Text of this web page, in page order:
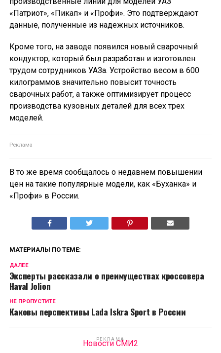
«Патриот», «Пикап» и «Профи». Это подтверждают
данные, полученные из надежных источников.
Кроме того, на заводе появился новый сварочный
кондуктор, который был разработан и изготовлен
трудом сотрудников УАЗа. Устройство весом в 600
килограммов значительно повысит точность
сварочных работ, а также оптимизирует процесс
производства кузовных деталей для всех трех
моделей.
В то же время сообщалось о недавнем повышении
цен на такие популярные модели, как «Буханка» и
«Профи» в России.
МАТЕРИАЛЫ ПО ТЕМЕ:
ДАЛЕЕ
Эксперты рассказали о преимуществах кроссовера
Haval Jolion
НЕ ПРОПУСТИТЕ
Каковы перспективы Lada Iskra Sport в России
РЕКЛАМА
Новости СМИ2